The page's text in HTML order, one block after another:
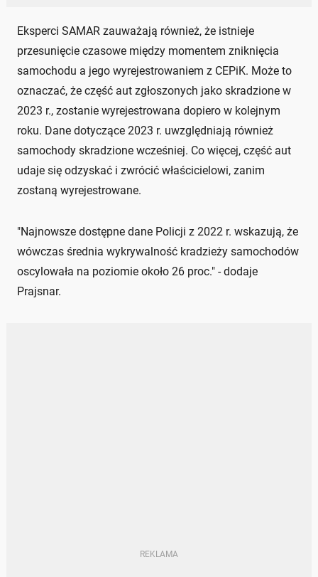
Eksperci SAMAR zauważają również, że istnieje
przesunięcie czasowe między momentem zniknięcia
samochodu a jego wyrejestrowaniem z CEPiK. Może to
oznaczać, że część aut zgłoszonych jako skradzione w
2023 r., zostanie wyrejestrowana dopiero w kolejnym
roku. Dane dotyczące 2023 r. uwzględniają również
samochody skradzione wcześniej. Co więcej, część aut
udaje się odzyskać i zwrócić właścicielowi, zanim
zostaną wyrejestrowane.
"Najnowsze dostępne dane Policji z 2022 r. wskazują, że
wówczas średnia wykrywalność kradzieży samochodów
oscylowała na poziomie około 26 proc." - dodaje
Prajsnar.